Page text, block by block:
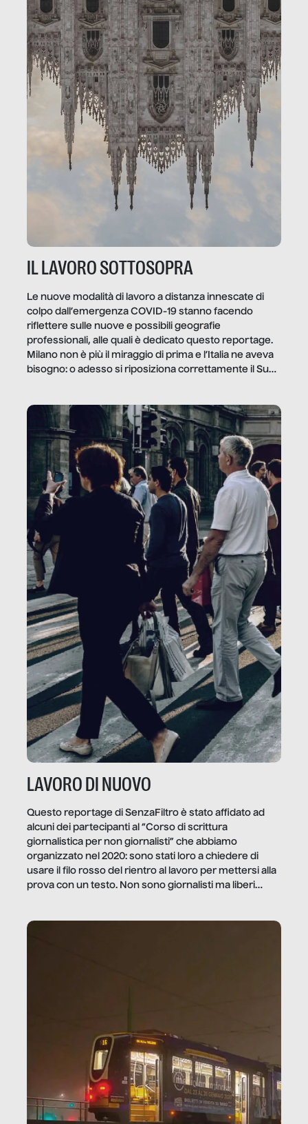
IL LAVORO SOTTOSOPRA
Le nuove modalità di lavoro a distanza innescate di
colpo dall’emergenza COVID-19 stanno facendo
riflettere sulle nuove e possibili geografie
professionali, alle quali è dedicato questo reportage.
Milano non è più il miraggio di prima e l’Italia ne aveva
bisogno: o adesso si riposiziona correttamente il Sud
LAVORO DI NUOVO
Questo reportage di SenzaFiltro è stato affidato ad
alcuni dei partecipanti al “Corso di scrittura
giornalistica per non giornalisti” che abbiamo
organizzato nel 2020: sono stati loro a chiedere di
usare il filo rosso del rientro al lavoro per mettersi alla
prova con un testo. Non sono giornalisti ma liberi